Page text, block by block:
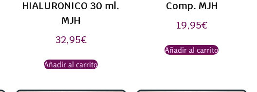
HIALURONICO 30 ml.
MJH
32,95€
Añadir al carrito
Comp. MJH
19,95€
Añadir al carrito